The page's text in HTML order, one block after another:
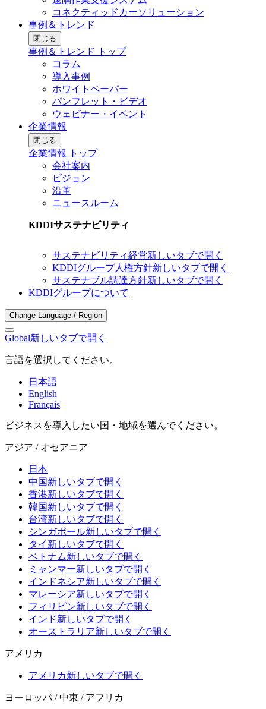
コネクティッドカーソリューション
事例＆トレンド
閉じる
事例＆トレンド トップ
コラム
導入事例
ホワイトペーパー
パンフレット・ビデオ
ウェビナー・イベント
企業情報
閉じる
企業情報 トップ
会社案内
ビジョン
沿革
ニュースルーム
KDDIサステナビリティ
サステナビリティ経営新しいタブで開く
KDDIグループ人権方針新しいタブで開く
サステナブル調達方針新しいタブで開く
KDDIグループについて
Change Language / Region
Global新しいタブで開く
言語を選択してください。
日本語
English
Français
ビジネスを導入したい国・地域を選んでください。
アジア / オセアニア
日本
中国新しいタブで開く
香港新しいタブで開く
韓国新しいタブで開く
台湾新しいタブで開く
シンガポール新しいタブで開く
タイ 新しいタブで開く
ベトナム新しいタブで開く
ミャンマー新しいタブで開く
インドネシア新しいタブで開く
マレーシア新しいタブで開く
フィリピン新しいタブで開く
インド新しいタブで開く
オーストラリア新しいタブで開く
アメリカ
アメリカ新しいタブで開く
ヨーロッパ / 中東 / アフリカ